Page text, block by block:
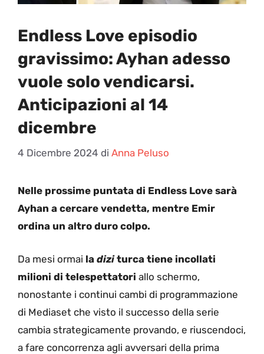
Endless Love episodio
gravissimo: Ayhan adesso
vuole solo vendicarsi.
Anticipazioni al 14
dicembre
4 Dicembre 2024 di Anna Peluso
Nelle prossime puntata di Endless Love sarà
Ayhan a cercare vendetta, mentre Emir
ordina un altro duro colpo.
Da mesi ormai la diziturca tiene incollati
milioni di telespettatori allo schermo,
nonostante i continui cambi di programmazione
di Mediaset che visto il successo della serie
cambia strategicamente provando, e riuscendoci,
a fare concorrenza agli avversari della prima